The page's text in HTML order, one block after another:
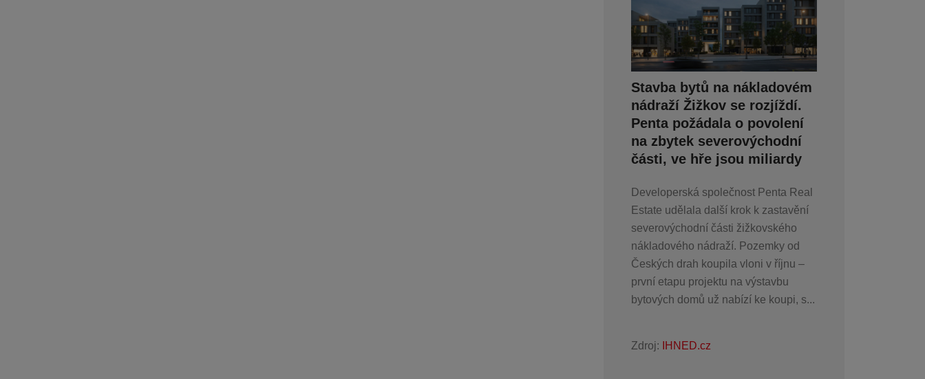
Stavba bytů na nákladovém
nádraží Žižkov se rozjíždí.
Penta požádala o povolení
na zbytek severovýchodní
části, ve hře jsou miliardy
Developerská společnost Penta Real
Estate udělala další krok k zastavění
severovýchodní části žižkovského
nákladového nádraží. Pozemky od
Českých drah koupila vloni v říjnu –
první etapu projektu na výstavbu
bytových domů už nabízí ke koupi, s...
Zdroj: IHNED.cz